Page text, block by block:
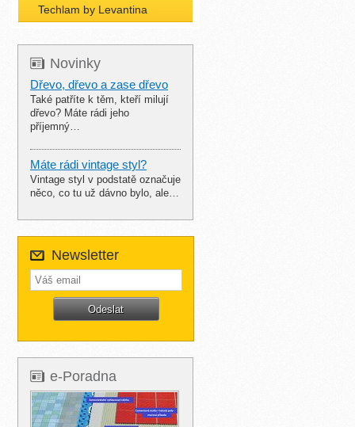
Techlam by Levantina
Novinky
Dřevo, dřevo a zase dřevo
Také patříte k těm, kteří milují
dřevo? Máte rádi jeho
příjemný…
Máte rádi vintage styl?
Vintage styl v podstatě označuje
něco, co tu už dávno bylo, ale…
Newsletter
e-Poradna